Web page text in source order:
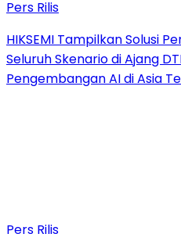
Pers Rilis
HIKSEMI Tampilkan Solusi
Seluruh Skenario di Ajang
Pengembangan AI di Asia
Pers Rilis